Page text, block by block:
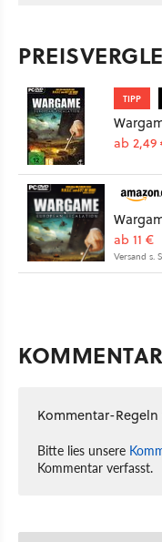
TIPP
ab 2,49
ab 11 €
Versand s.
Kommentar-
Bitte lies unsere
Kommentar verfasst.